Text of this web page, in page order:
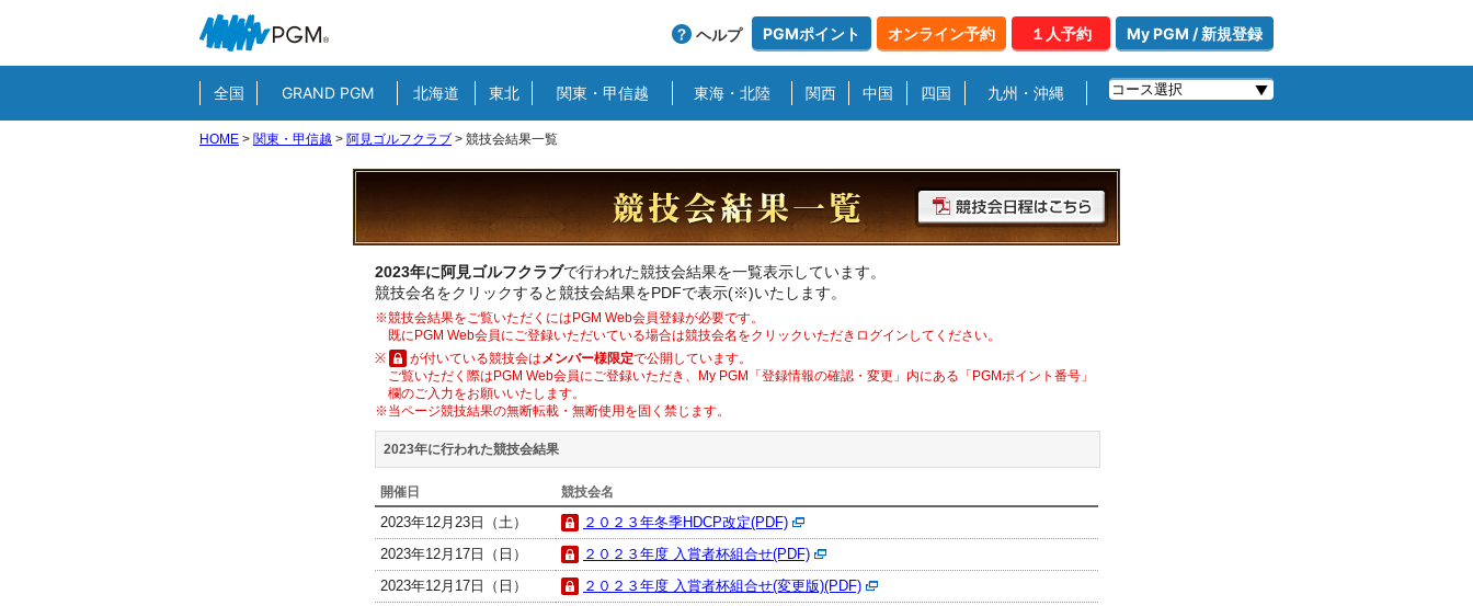
ヘルプ PGMポイント オンライン予約 １人予約 My PGM / 新規登録
全国 GRAND PGM 北海道 東北 関東・甲信越 東海・北陸 関西 中国 四国 九州・沖縄
HOME > 関東・甲信越 > 阿見ゴルフクラブ > 競技会結果一覧
2023年に阿見ゴルフクラブで行われた競技会結果を一覧表示しています。
競技会名をクリックすると競技会結果をPDFで表示(※)いたします。
※競技会結果をご覧いただくにはPGM Web会員登録が必要です。
既にPGM Web会員にご登録いただいている場合は競技会名をクリックいただきログインしてください。
※
が付いている競技会はメンバー様限定で公開しています。
ご覧いただく際はPGM Web会員にご登録いただき、My PGM「登録情報の確認・変更」内にある「PGMポイント番号」
欄のご入力をお願いいたします。
※当ページ競技結果の無断転載・無断使用を固く禁じます。
2023年に行われた競技会結果
開催日 競技会名
2023年12月23日（土）
２０２３年冬季HDCP改定(PDF)
2023年12月17日（日）
２０２３年度 入賞者杯組合せ(PDF)
2023年12月17日（日）
２０２３年度 入賞者杯組合せ(変更版)(PDF)